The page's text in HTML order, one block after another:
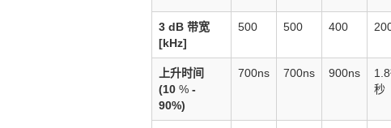
3 dB 带宽
[kHz]
500 500 400
上升时间
(10% -
90%)
700ns 700ns 900ns
秒